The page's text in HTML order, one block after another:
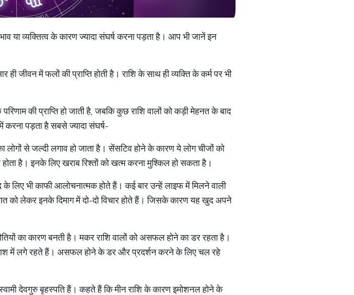
या व्यक्तित्व के कारण ज्यादा संघर्ष करना पड़ता है। आप भी जानें इन
जीवन में फलों की प्राप्ति होती है। राशि के साथ ही व्यक्ति के कर्म पर भी
की प्राप्ति हो जाती है, जबकि कुछ राशि वालों को कड़ी मेहनत के बाद
करना पड़ता है सबसे ज्यादा संघर्ष-
से जल्दी लगाव हो जाता है। सेंसटिव होने के कारण ये लोग चीजों को
है। इनके लिए खराब रिश्तों को खत्म करना मुश्किल हो सकता है।
लिए भी काफी आलोचनात्मक होते हैं। कई बार उन्हें लाइफ में मिलने वाली
को लेकर इनके दिमाग में दो-दो विचार होते हैं। जिसके कारण यह खुद अपने
का कारण बनती है। मकर राशि वालों को असफल होने का डर रहता है।
में लगे रहते हैं। असफल होने के डर और प्रदर्शन करने के लिए चल रहे
देवगुरु बृहस्पति हैं। कहते हैं कि मीन राशि के कारण इमोशनल होने के